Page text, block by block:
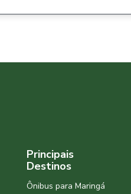
Principais
Destinos
Ônibus para Maringá